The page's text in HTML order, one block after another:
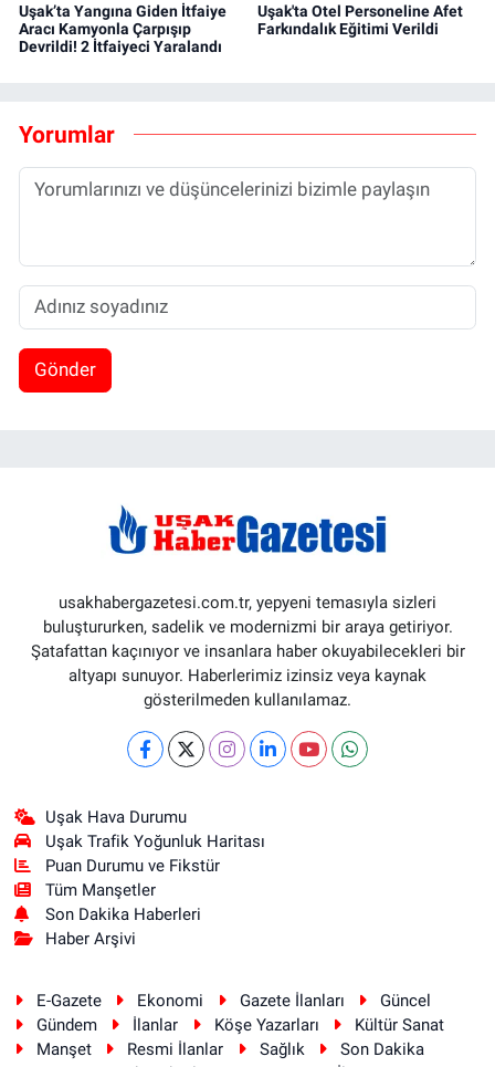
Uşak’ta Yangına Giden İtfaiye
Aracı Kamyonla Çarpışıp
Devrildi! 2 İtfaiyeci Yaralandı
Uşak'ta Otel Personeline Afet
Farkındalık Eğitimi Verildi
Yorumlar
Gönder
usakhabergazetesi.com.tr, yepyeni temasıyla sizleri
buluştururken, sadelik ve modernizmi bir araya getiriyor.
Şatafattan kaçınıyor ve insanlara haber okuyabilecekleri bir
altyapı sunuyor. Haberlerimiz izinsiz veya kaynak
gösterilmeden kullanılamaz.
Uşak Hava Durumu
Uşak Trafik Yoğunluk Haritası
Puan Durumu ve Fikstür
Tüm Manşetler
Son Dakika Haberleri
Haber Arşivi
E-Gazete Ekonomi Gazete İlanları
Güncel
Gündem
İlanlar Köşe Yazarları
Kültür Sanat
Manşet
Resmi İlanlar Sağlık
Son Dakika